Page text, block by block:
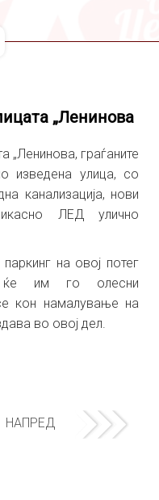
„Ленинова
„Ленинова, граѓаните
изведена улица, со
канализација, нови
ЛЕД улично
на овој потег
ќе им го олесни
кон намалување на
во овој дел.
НАПРЕД